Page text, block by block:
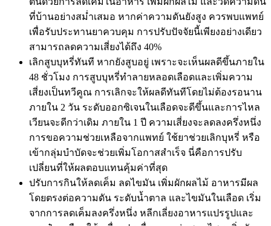
ที่บ้านอย่างสม่ำเสมอ หากค่าความดันยังสูง ควรพบแพทย์
เพื่อรับประทานยาควบคุม การปรับปัจจัยนี้เพียงอย่างเดียว
สามารถลดความเสี่ยงได้ถึง 40%
เลิกสูบบุหรี่ทันที หากยังสูบอยู่ เพราะจะเห็นผลดีขึ้นภายใน
48 ชั่วโมง การสูบบุหรี่ทำลายหลอดเลือดและเพิ่มความ
เสี่ยงเป็นทวีคูณ การเลิกจะให้ผลดีทันทีโดยไม่ต้องรอนาน
ภายใน 2 วัน ระดับออกซิเจนในเลือดจะดีขึ้นและการไหล
เวียนจะดีกว่าเดิม ภายใน 1 ปี ความเสี่ยงจะลดลงครึ่งหนึ่ง
การขอความช่วยเหลือจากแพทย์ ใช้ยาช่วยเลิกบุหรี่ หรือ
เข้ากลุ่มบำบัดจะช่วยเพิ่มโอกาสสำเร็จ นี่คือการปรับ
เปลี่ยนที่ให้ผลตอบแทนคุ้มค่าที่สุด
ปรับการกินให้ลดเค็ม ลดไขมัน เพิ่มผักผลไม้ อาหารมีผล
โดยตรงต่อความดัน ระดับน้ำตาล และไขมันในเลือด เริ่ม
จากการลดเค็มลงครึ่งหนึ่ง หลีกเลี่ยงอาหารแปรรูปและ